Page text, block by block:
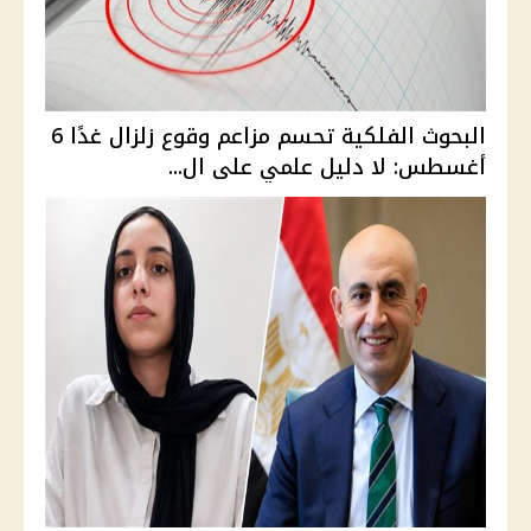
البحوث الفلكية تحسم مزاعم وقوع زلزال غدًا 6
أغسطس: لا دليل علمي على ال...